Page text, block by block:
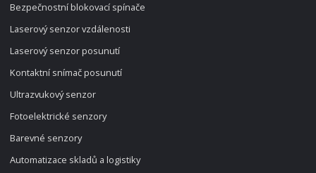
Bezpečnostní blokovací spínače
Laserový senzor vzdálenosti
Laserový senzor posunutí
Kontaktní snímač posunutí
Ultrazvukový senzor
Fotoelektrické senzory
Barevné senzory
Automatizace skladů a logistiky